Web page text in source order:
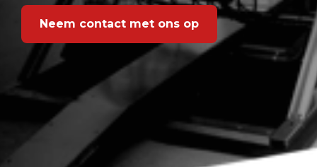
Neem contact met ons op